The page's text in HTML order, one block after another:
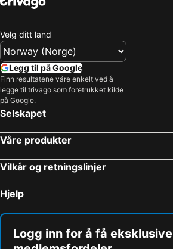
Velg ditt land
Legg til på Google
Finn resultatene våre enkelt ved å
legge til trivago som foretrukket kilde
på Google.
Selskapet
Våre produkter
Vilkår og retningslinjer
Hjelp
Logg inn for å få eksklusive